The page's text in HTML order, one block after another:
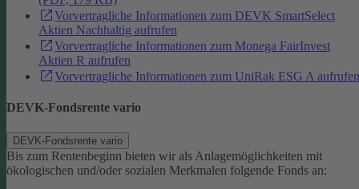
Vorvertragliche Informationen zum DEVK SmartSelect
Aktien Nachhaltig aufrufen
Vorvertragliche Informationen zum Monega FairInvest
Aktien R aufrufen
Vorvertragliche Informationen zum UniRak ESG A aufrufen
DEVK-Fondsrente vario
DEVK-Fondsrente vario
Bis zum Rentenbeginn bieten wir als Anlagemöglichkeiten mit
ökologischen und/oder sozialen Merkmalen folgende Fonds an: